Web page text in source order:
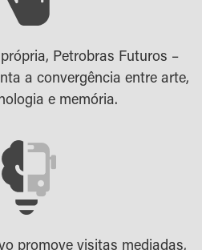
Petrobras Futuros –
a convergência entre arte,
e memória.
promove visitas mediadas,